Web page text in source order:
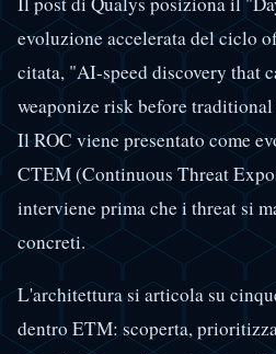
evoluzione accelerata del ciclo
citata, "AI-speed discovery that
weaponize risk before
Il ROC viene presentato come
CTEM (Continuous Threat
interviene prima che i threat si
concreti.
L'architettura si articola su
dentro ETM: scoperta,